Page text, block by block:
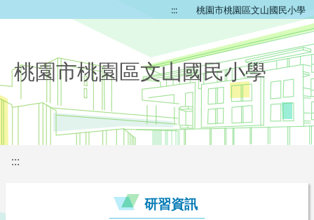
::: 桃園市桃園區文山國民小學
桃園市桃園區文山國民小學
:::
研習資訊